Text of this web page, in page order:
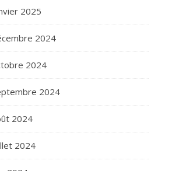
2025
2024
2024
2024
2024
2024